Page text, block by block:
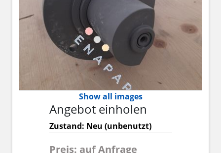
Show all images
Angebot einholen
Zustand: Neu (unbenutzt)
Preis: auf Anfrage